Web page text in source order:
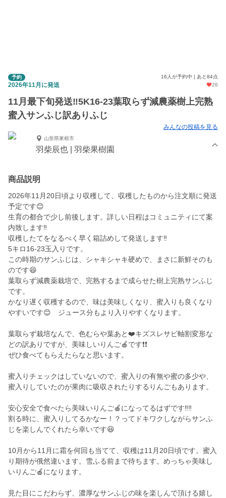
予約 16人が予約中 | あと84点
2026年11月に発送 26
11月最下旬発送‼️5K16-23葉取らず減農薬樹上完熟
蜜入サンふじ訳ありふじ
みんなの投稿を見る
山形県東根市
羽柴辰也 | 羽柴果樹園
商品説明
2026年11月20日頃より収穫して、収穫したものから注文順に発送
予定です😊
生育の都合で少し前後します。詳しい日程はコミュニティにて案
内致します‼️
収穫したてをなるべく早く箱詰めして発送します‼️
5キロ16-23玉入りです。
この時期のサンふじは、シャキシャキ硬めで、まさに新鮮そのも
のです😆
葉取らず減農薬栽培で、完熟するまで成らせた樹上完熟サンふじ
です。
かなり遅く収穫するので、味は美味しくなり、蜜入りも良くなり
やすいです😊 ジュース分もより入りやすくなります。
葉取らず栽培なんで、色むらや葉あと❤️キズスレサビ軸割変形な
どの訳ありですが、美味しいりんご🍎です❗️❗️
ぜひ食べてもらえたらなと思います。
蜜入りチェックはしていないので、蜜入りの有無や蜜の多少や、
蜜入りしていたのが果肉に吸収されたりするりんごもあります。
安心安全で食べたら美味いりんご🍎になってるはずです‼️‼️
割る時に、蜜入りしてるかなー！？ってドキワクしながらサンふ
じを楽しんでくれたら幸いです😆
10月から11月に霜を何回も当てて、収穫は11月20日頃です。蜜入
り期待が俄然違います。雪ふる前まで待ちます。めっちゃ美味し
いりんご🍎になります。
見た目にこだわらず、濃厚なサンふじの味を楽しんで頂ける嬉し